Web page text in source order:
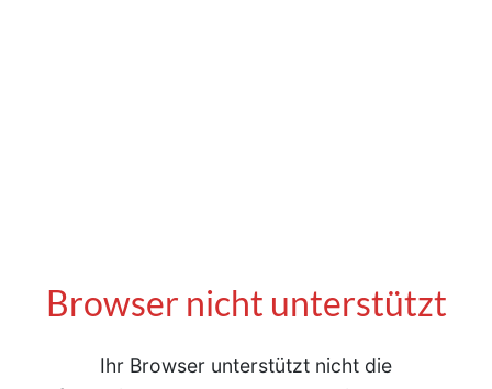
Browser nicht unterstützt
Ihr Browser unterstützt nicht die